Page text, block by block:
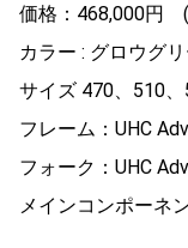
価格：468,000円
カラー : グロウグ
サイズ 470、510
フレーム：UHC
フォーク：UHC
メインコンポーネ